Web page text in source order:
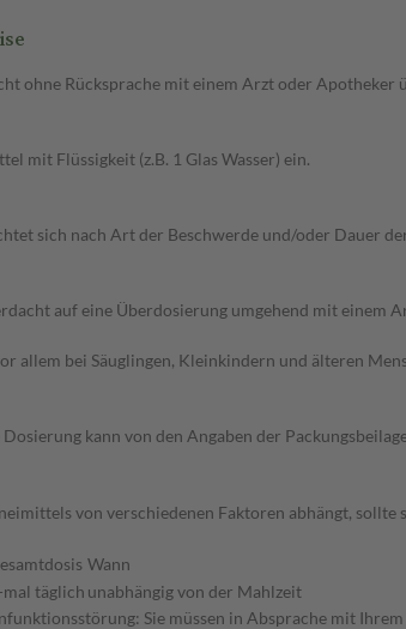
ohne Rücksprache mit einem Arzt oder Apotheker
mit Flüssigkeit (z.B. 1 Glas Wasser) ein.
sich nach Art der Beschwerde und/oder Dauer
auf eine Überdosierung umgehend mit einem
allem bei Säuglingen, Kleinkindern und älteren
kann von den Angaben der
von verschiedenen Faktoren abhängt,
Wann
mal täglich unabhängig von der Mahlzeit
Sie müssen in Absprache mit